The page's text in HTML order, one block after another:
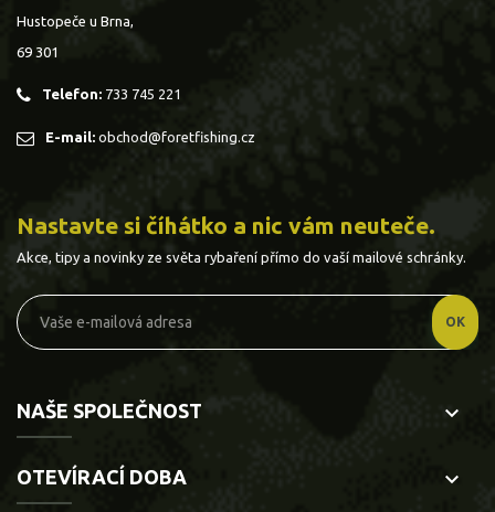
Hustopeče u Brna,
69 301
Telefon: 733 745 221
E-mail: obchod@foretfishing.cz
Nastavte si číhátko a nic vám neuteče.
Akce, tipy a novinky ze světa rybaření přímo do vaší mailové schránky.
NAŠE SPOLEČNOST keyboard_arrow_down
OTEVÍRACÍ DOBA keyboard_arrow_down